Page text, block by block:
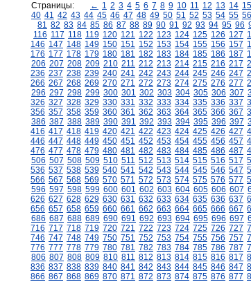
Страницы: ← 1 2 3 4 5 6 7 8 9 10 11 12 13 14 15
40 41 42 43 44 45 46 47 48 49 50 51 52 53 54 55 56
81 82 83 84 85 86 87 88 89 90 91 92 93 94 95 96
116 117 118 119 120 121 122 123 124 125 126 127
146 147 148 149 150 151 152 153 154 155 156 157
176 177 178 179 180 181 182 183 184 185 186 187
206 207 208 209 210 211 212 213 214 215 216 217
236 237 238 239 240 241 242 243 244 245 246 247
266 267 268 269 270 271 272 273 274 275 276 277
296 297 298 299 300 301 302 303 304 305 306 307
326 327 328 329 330 331 332 333 334 335 336 337
356 357 358 359 360 361 362 363 364 365 366 367
386 387 388 389 390 391 392 393 394 395 396 397
416 417 418 419 420 421 422 423 424 425 426 427
446 447 448 449 450 451 452 453 454 455 456 457
476 477 478 479 480 481 482 483 484 485 486 487
506 507 508 509 510 511 512 513 514 515 516 517
536 537 538 539 540 541 542 543 544 545 546 547
566 567 568 569 570 571 572 573 574 575 576 577
596 597 598 599 600 601 602 603 604 605 606 607
626 627 628 629 630 631 632 633 634 635 636 637
656 657 658 659 660 661 662 663 664 665 666 667
686 687 688 689 690 691 692 693 694 695 696 697
716 717 718 719 720 721 722 723 724 725 726 727
746 747 748 749 750 751 752 753 754 755 756 757
776 777 778 779 780 781 782 783 784 785 786 787
806 807 808 809 810 811 812 813 814 815 816 817
836 837 838 839 840 841 842 843 844 845 846 847
866 867 868 869 870 871 872 873 874 875 876 877